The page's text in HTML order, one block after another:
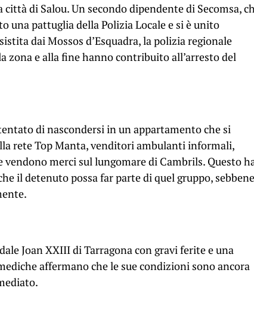
di Salou. Un secondo dipendente di Secomsa,
una pattuglia della Polizia Locale e si è unito
dai Mossos d’Esquadra, la polizia regionale
zona e alla fine hanno contribuito all’arresto del
di nascondersi in un appartamento che si
rete Top Manta, venditori ambulanti informali,
merci sul lungomare di Cambrils. Questo
il detenuto possa far parte di quel gruppo, sebbene
Joan XXIII di Tarragona con gravi ferite e una
affermano che le sue condizioni sono ancora